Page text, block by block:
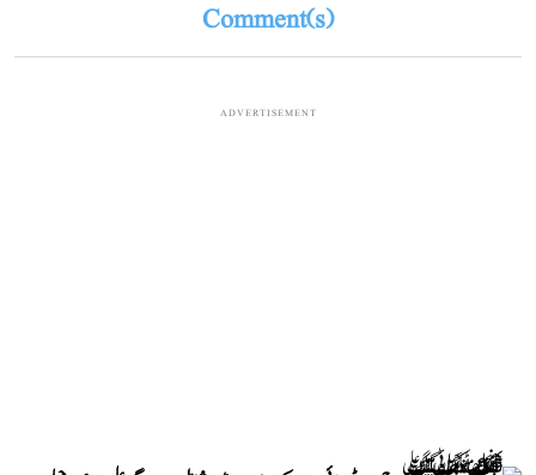
Comment(s)
ADVERTISEMENT